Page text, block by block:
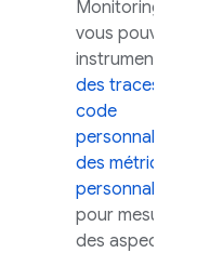
Monitoring
vous pouvez
instrumenter
des traces de
code
personnalisées
des métriques
personnalisées
pour mesurer
des aspects